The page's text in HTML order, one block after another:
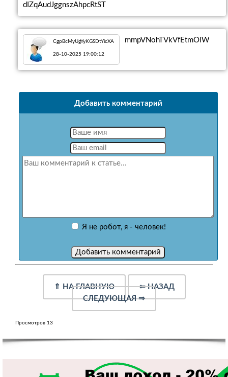
dIZqAudJggnszAhpcRtST
CgpBcMyUgYyKGSDtYicXA
28-10-2025 19:00:12
mmpVNohTVkVfEtmOlW
Добавить комментарий
Я не робот, я - человек!
⇑ НА ГЛАВНУЮ ⇐НАЗАД
СЛЕДУЮЩАЯ⇒
Просмотров 13